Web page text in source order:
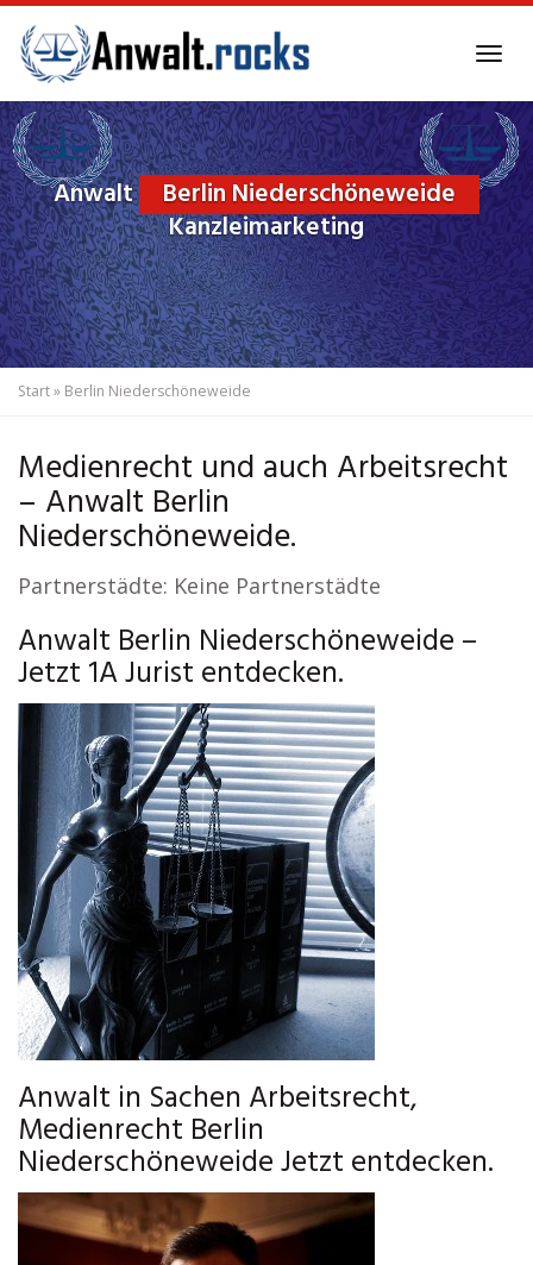
to
main
content
Anwalt
Berlin Niederschöneweide
Kanzleimarketing
Start» Berlin Niederschöneweide
Medienrecht und auch Arbeitsrecht
– Anwalt Berlin
Niederschöneweide.
Partnerstädte: Keine Partnerstädte
Anwalt Berlin Niederschöneweide –
Jetzt 1A Jurist entdecken.
Anwalt in Sachen Arbeitsrecht,
Medienrecht Berlin
Niederschöneweide Jetzt entdecken.